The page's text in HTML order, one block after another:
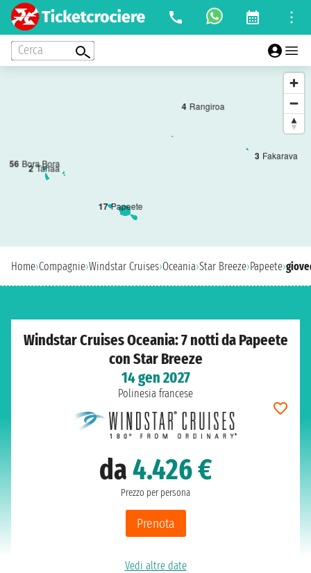
Cerca
17 Papeete
2 Tahaa
3 Fakarava
4 Rangiroa
56 Bora Bora
Home›Compagnie›Windstar Cruises›Oceania›Star Breeze›Papeete›
Windstar Cruises Oceania: 7 notti da Papeete
con Star Breeze
14 gen 2027
Polinesia francese
da4.426 €
Prezzo per persona
Prenota
Vedi altre date